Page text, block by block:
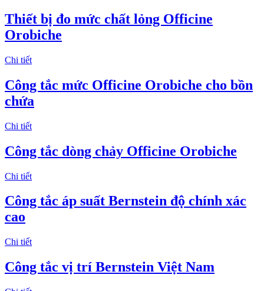
Thiết bị đo mức chất lỏng Officine
Orobiche
Chi tiết
Công tắc mức Officine Orobiche cho bồn
chứa
Chi tiết
Công tắc dòng chảy Officine Orobiche
Chi tiết
Công tắc áp suất Bernstein độ chính xác
cao
Chi tiết
Công tắc vị trí Bernstein Việt Nam